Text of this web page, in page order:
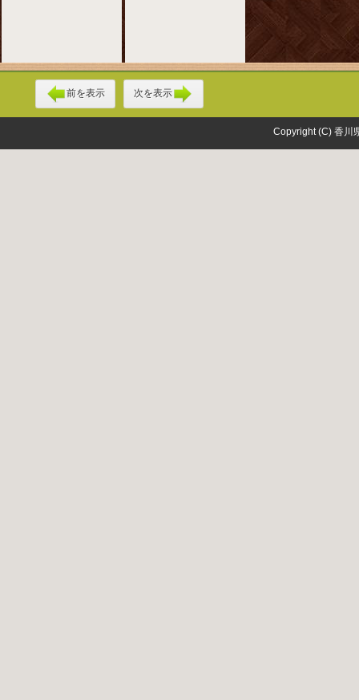
前を表示 次を表示
Copyright (C) 香川